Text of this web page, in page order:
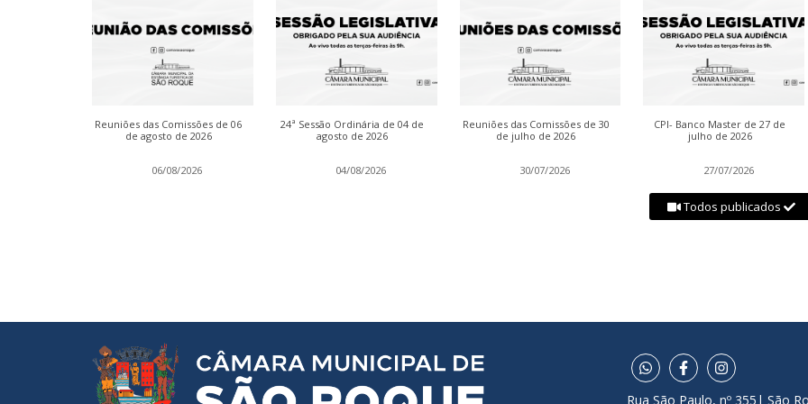
Reuniões das Comissões de 06
de agosto de 2026
06/08/2026
24ª Sessão Ordinária de 04 de
agosto de 2026
04/08/2026
Reuniões das Comissões de 30
de julho de 2026
30/07/2026
CPI- Banco Master de 27 de
julho de 2026
27/07/2026
Todos publicados
Rua São Paulo, nº 355| São